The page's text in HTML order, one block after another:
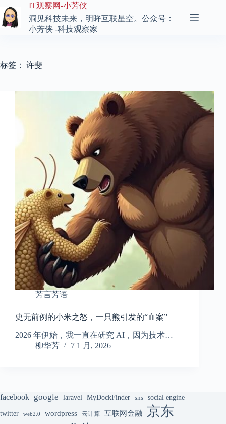
至
内
IT观察网-小芳侠
洞见科技未来，明眸互联星空。公众号：
小芳侠 -科技观察家
标签： 许斐
芳言芳语
史无前例的小米之怒，一只熊引发的“血案”
2026 年伊始，我一直在研究 AI，因为技术…
柳华芳
7 1 月, 2026
facebook google laravel MyDockFinder sns social engine
twitter web2.0 wordpress 云计算 互联网金融 京东